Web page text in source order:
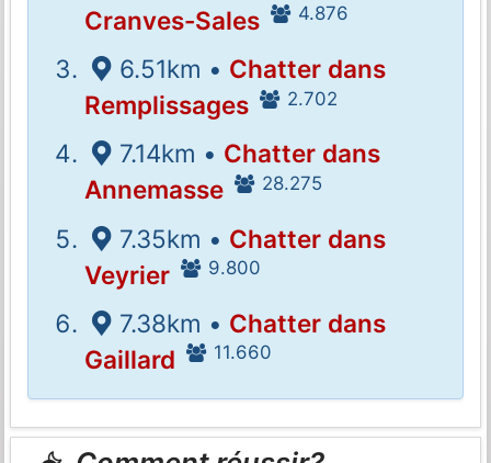
Cranves-Sales
4.876
6.51km • Chatter dans
Remplissages
2.702
7.14km • Chatter dans
Annemasse
28.275
7.35km • Chatter dans
Veyrier
9.800
7.38km • Chatter dans
Gaillard
11.660